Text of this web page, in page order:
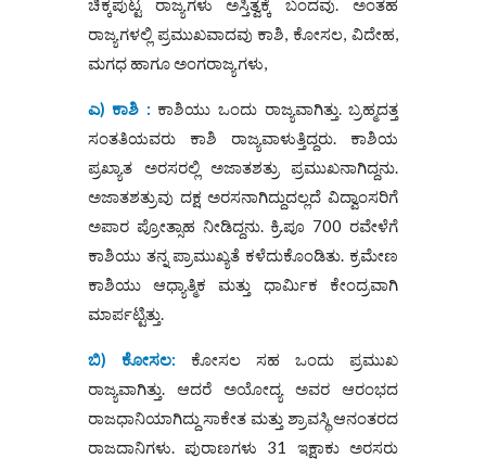
ಚಿಕ್ಕಪುಟ್ಟ ರಾಜ್ಯಗಳು ಅಸ್ತಿತ್ವಕ್ಕೆ ಬಂದವು. ಅಂತಹ
ರಾಜ್ಯಗಳಲ್ಲಿ ಪ್ರಮುಖವಾದವು ಕಾಶಿ, ಕೋಸಲ, ವಿದೇಹ,
ಮಗಧ ಹಾಗೂ ಅಂಗರಾಜ್ಯಗಳು,
ಎ) ಕಾಶಿ : ಕಾಶಿಯು ಒಂದು ರಾಜ್ಯವಾಗಿತ್ತು. ಬ್ರಹ್ಮದತ್ತ
ಸಂತತಿಯವರು ಕಾಶಿ ರಾಜ್ಯವಾಳುತ್ತಿದ್ದರು. ಕಾಶಿಯ
ಪ್ರಖ್ಯಾತ ಅರಸರಲ್ಲಿ ಅಜಾತಶತ್ರು ಪ್ರಮುಖನಾಗಿದ್ದನು.
ಅಜಾತಶತ್ರುವು ದಕ್ಷ ಅರಸನಾಗಿದ್ದುದಲ್ಲದೆ ವಿದ್ವಾಂಸರಿಗೆ
ಅಪಾರ ಪ್ರೋತ್ಸಾಹ ನೀಡಿದ್ದನು. ಕ್ರಿ.ಪೂ 700 ರವೇಳೆಗೆ
ಕಾಶಿಯು ತನ್ನ ಪ್ರಾಮುಖ್ಯತೆ ಕಳೆದುಕೊಂಡಿತು. ಕ್ರಮೇಣ
ಕಾಶಿಯು ಆಧ್ಯಾತ್ಮಿಕ ಮತ್ತು ಧಾರ್ಮಿಕ ಕೇಂದ್ರವಾಗಿ
ಮಾರ್ಪಟ್ಟಿತ್ತು.
ಬಿ) ಕೋಸಲ: ಕೋಸಲ ಸಹ ಒಂದು ಪ್ರಮುಖ
ರಾಜ್ಯವಾಗಿತ್ತು. ಆದರೆ ಅಯೋದ್ಯ ಅವರ ಆರಂಭದ
ರಾಜಧಾನಿಯಾಗಿದ್ದು ಸಾಕೇತ ಮತ್ತು ಶ್ರಾವಸ್ಥಿ ಆನಂತರದ
ರಾಜದಾನಿಗಳು. ಪುರಾಣಗಳು 31 ಇಕ್ಷಾಕು ಅರಸರು